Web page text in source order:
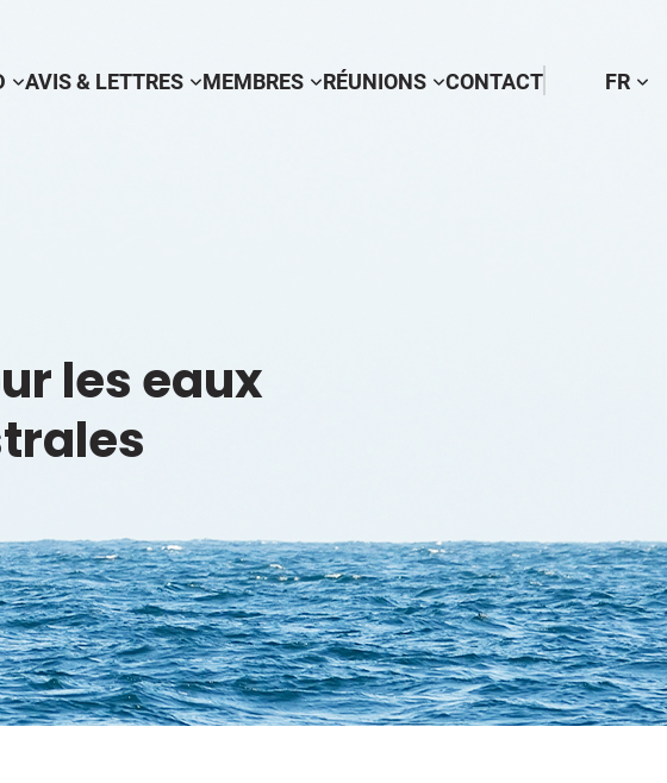
AVIS & LETTRES MEMBRES RÉUNIONS CONTACT FR
les eaux